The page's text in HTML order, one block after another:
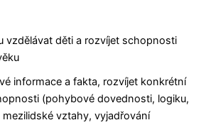
vzdělávat děti a rozvíjet schopnosti
informace a fakta, rozvíjet konkrétní
(pohybové dovednosti, logiku,
vztahy, vyjadřování